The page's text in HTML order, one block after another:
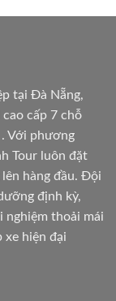
tại Đà Nẵng,
cấp 7 chỗ
Với phương
Tour luôn đặt
hàng đầu. Đội
định kỳ,
nghiệm thoải mái
xe hiện đại